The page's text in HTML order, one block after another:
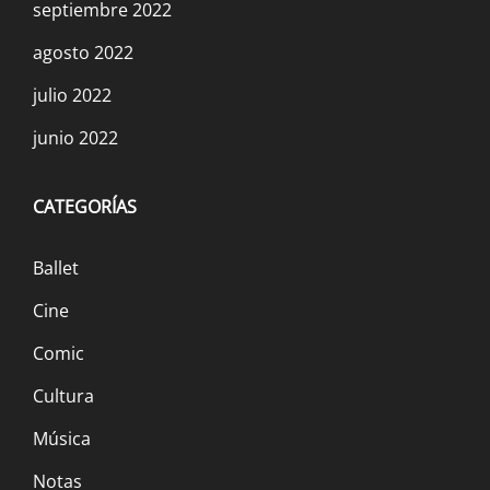
septiembre 2022
agosto 2022
julio 2022
junio 2022
CATEGORÍAS
Ballet
Cine
Comic
Cultura
Música
Notas